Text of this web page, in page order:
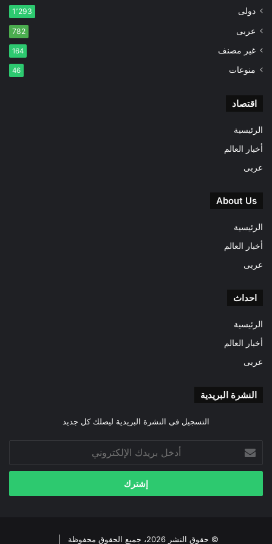
دولى 1٬293
عربى 782
غير مصنف 164
منوعات 46
اقتصاد
الرئيسية
أخبار العالم
عربى
About Us
الرئيسية
أخبار العالم
عربى
احداث
الرئيسية
أخبار العالم
عربى
النشرة البريدية
التسجيل فى النشرة البريدية ليصلك كل جديد
بريدك
الإلكتروني
© حقوق النشر 2026، جميع الحقوق محفوظة |